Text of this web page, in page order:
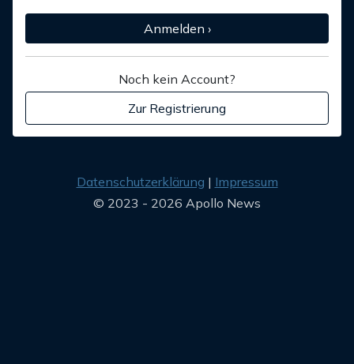
Anmelden ›
Noch kein Account?
Zur Registrierung
Datenschutzerklärung
Impressum
© 2023 - 2026 Apollo News